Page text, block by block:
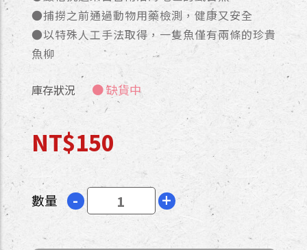
●捕撈之前通過動物用藥檢測，健康又安全
●以特殊人工手法取得，一隻魚僅有兩條的珍貴
魚柳
庫存狀況 ● 缺貨中
NT$150
數量 - +